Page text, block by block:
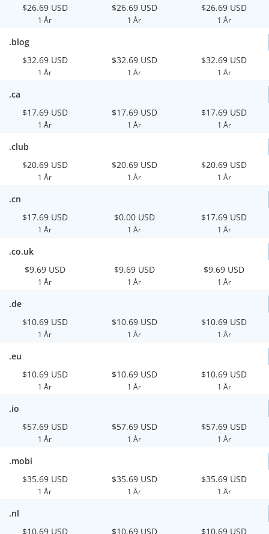
$26.69 USD
1 År
$26.69 USD
1 År
$26.69 USD
1 År
.blog
$32.69 USD
1 År
$32.69 USD
1 År
$32.69 USD
1 År
.ca
$17.69 USD
1 År
$17.69 USD
1 År
$17.69 USD
1 År
.club
$20.69 USD
1 År
$20.69 USD
1 År
$20.69 USD
1 År
.cn
$17.69 USD
1 År
$0.00 USD
1 År
$17.69 USD
1 År
.co.uk
$9.69 USD
1 År
$9.69 USD
1 År
$9.69 USD
1 År
.de
$10.69 USD
1 År
$10.69 USD
1 År
$10.69 USD
1 År
.eu
$10.69 USD
1 År
$10.69 USD
1 År
$10.69 USD
1 År
.io
$57.69 USD
1 År
$57.69 USD
1 År
$57.69 USD
1 År
.mobi
$35.69 USD
1 År
$35.69 USD
1 År
$35.69 USD
1 År
.nl
$10.69 USD
$10.69 USD $10.69 USD